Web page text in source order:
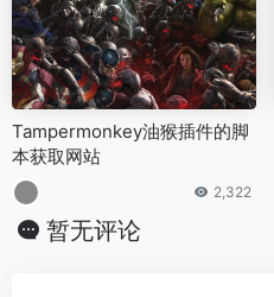
Tampermonkey油猴插件的脚
本获取网站
2,322
暂无评论